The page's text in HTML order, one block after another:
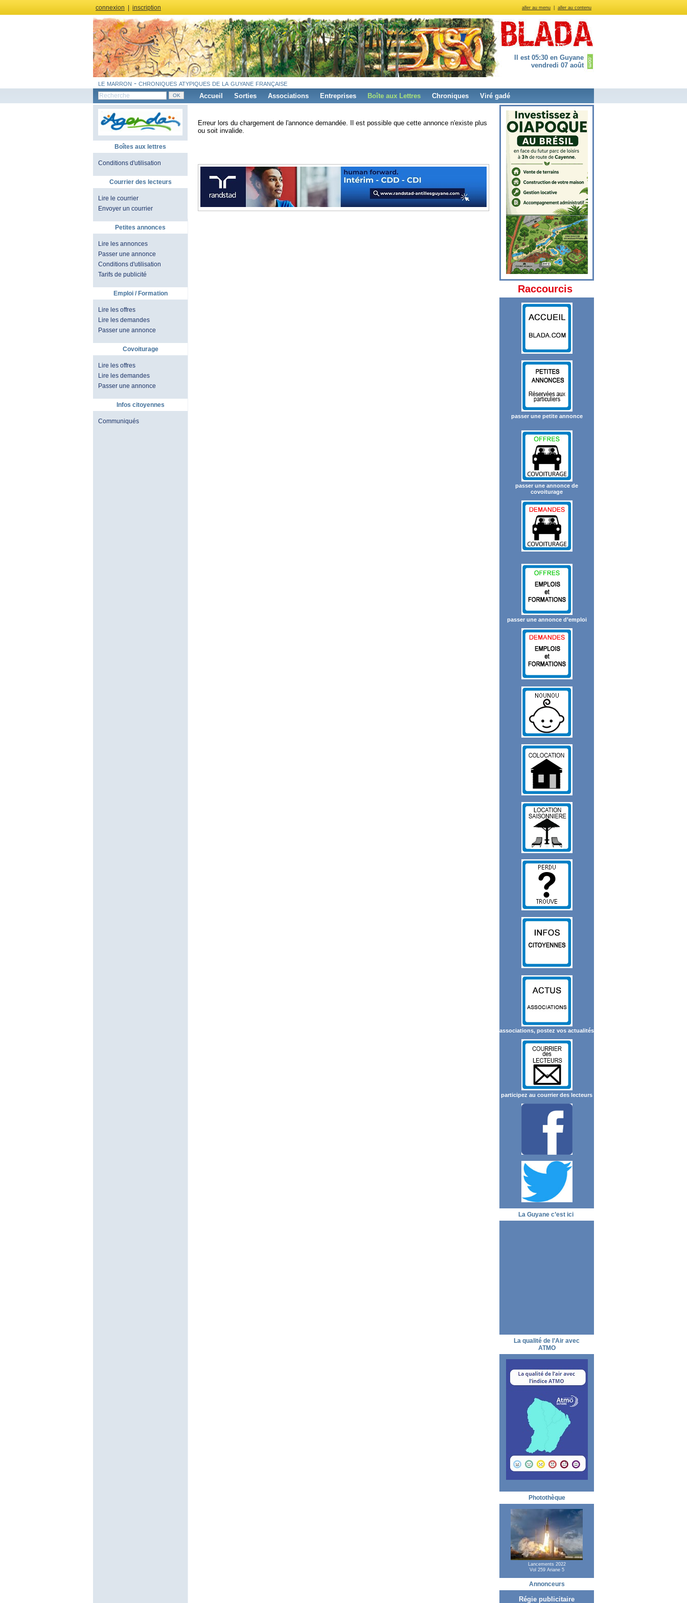
aller au menu aller au contenu
connexion inscription
Il est 05:30 en Guyane
vendredi 07 août
le marron - chroniques atypiques de la guyane française
Accueil Sorties Associations Entreprises Boîte aux Lettres Chroniques Viré gadé
Boîtes aux lettres
Conditions d'utilisation
Courrier des lecteurs
Lire le courrier
Envoyer un courrier
Petites annonces
Lire les annonces
Passer une annonce
Conditions d'utilisation
Tarifs de publicité
Emploi / Formation
Lire les offres
Lire les demandes
Passer une annonce
Covoiturage
Lire les offres
Lire les demandes
Passer une annonce
Infos citoyennes
Communiqués
Erreur lors du chargement de l'annonce demandée. Il est possible que cette annonce n'existe plus
ou soit invalide.
Raccourcis
passer une petite annonce
passer une annonce de
covoiturage
passer une annonce d’emploi
associations, postez vos actualités
participez au courrier des lecteurs
La Guyane c’est ici
La qualité de l’Air avec
ATMO
Photothèque
Lancements 2022
Vol 259 Ariane 5
Annonceurs
Régie publicitaire